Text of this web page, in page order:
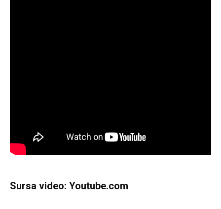
Sursa video: Youtube.com